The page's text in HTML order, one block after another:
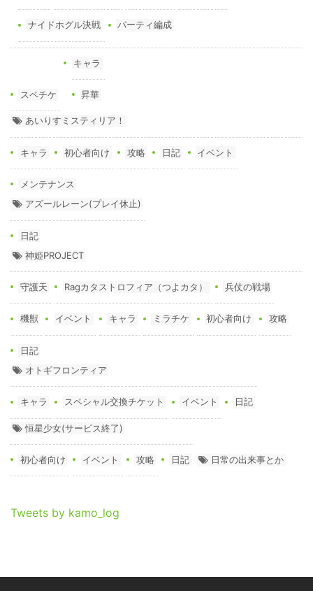
ナイドホグル決戦 パーティ編成
スペチケ
キャラ
昇華
あいりすミスティリア！
キャラ 初心者向け 攻略 日記 イベント
メンテナンス
アズールレーン(プレイ休止)
日記
神姫PROJECT
守護天 Ragカタストロフィア（つよカタ） 兵仗の戦場
機獣 イベント キャラ ミラチケ 初心者向け 攻略
日記
オトギフロンティア
キャラ スペシャル交換チケット イベント 日記
恒星少女(サービス終了)
初心者向け イベント 攻略 日記 日常の出来事とか
Tweets by kamo_log